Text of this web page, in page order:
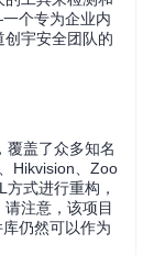
个专为企业内
宇安全团队的
覆盖了众多知名
Hikvision、Zoo
式进行重构，
注意，该项目
仍然可以作为